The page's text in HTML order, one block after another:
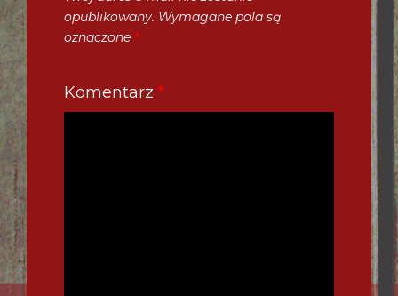
opublikowany. Wymagane pola są
oznaczone *
Komentarz *